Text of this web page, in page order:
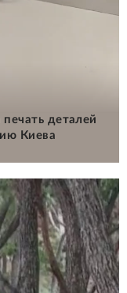
деталей
Киева